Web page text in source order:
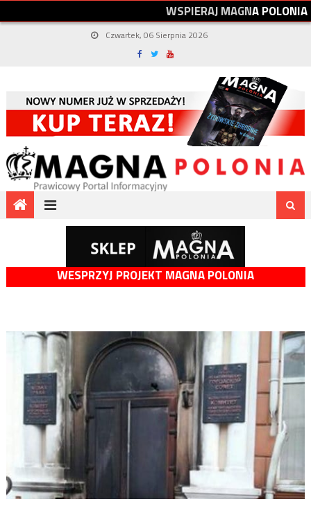
WSPIERAJMAGNAPOLONIA
Czwartek, 06 Sierpnia 2026
WESPRZYJ PROJEKT MAGNA POLONIA